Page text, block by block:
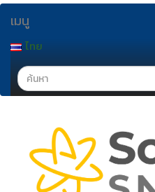
ข้าม
ไป
เนื้อหา
เมนู
ไทย
Search